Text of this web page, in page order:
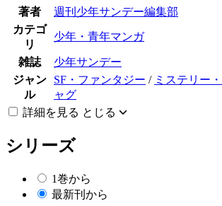
著者
週刊少年サンデー編集部
カテゴ
リ
少年・青年マンガ
雑誌
少年サンデー
ジャン
ル
SF・ファンタジー / ミステリー
ャグ
詳細を見る とじる
シリーズ
1巻から
最新刊から